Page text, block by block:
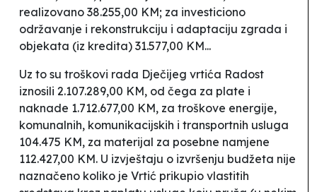
realizovano 38.255,00 KM; za investiciono
održavanje i rekonstrukciju i adaptaciju zgrada i
objekata (iz kredita) 31.577,00 KM...
Uz to su troškovi rada Dječijeg vrtića Radost
iznosili 2.107.289,00 KM, od čega za plate i
naknade 1.712.677,00 KM, za troškove energije,
komunalnih, komunikacijskih i transportnih usluga
104.475 KM, za materijal za posebne namjene
112.427,00 KM. U izvještaju o izvršenju budžeta nije
naznačeno koliko je Vrtić prikupio vlastitih